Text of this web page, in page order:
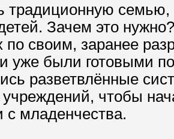
традиционную
Зачем это
по своим, заранее
уже были готовыми
разветвлённые
чтобы
с младенчества.